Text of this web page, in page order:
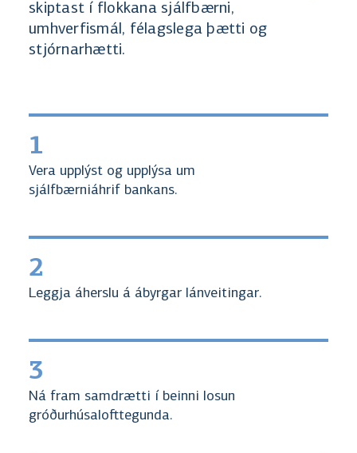
skiptast í flokkana sjálfbærni,
umhverfismál, félagslega þætti og
stjórnarhætti.
1
Vera upplýst og upplýsa um
sjálfbærniáhrif bankans.
2
Leggja áherslu á ábyrgar lánveitingar.
3
Ná fram samdrætti í beinni losun
gróðurhúsalofttegunda.